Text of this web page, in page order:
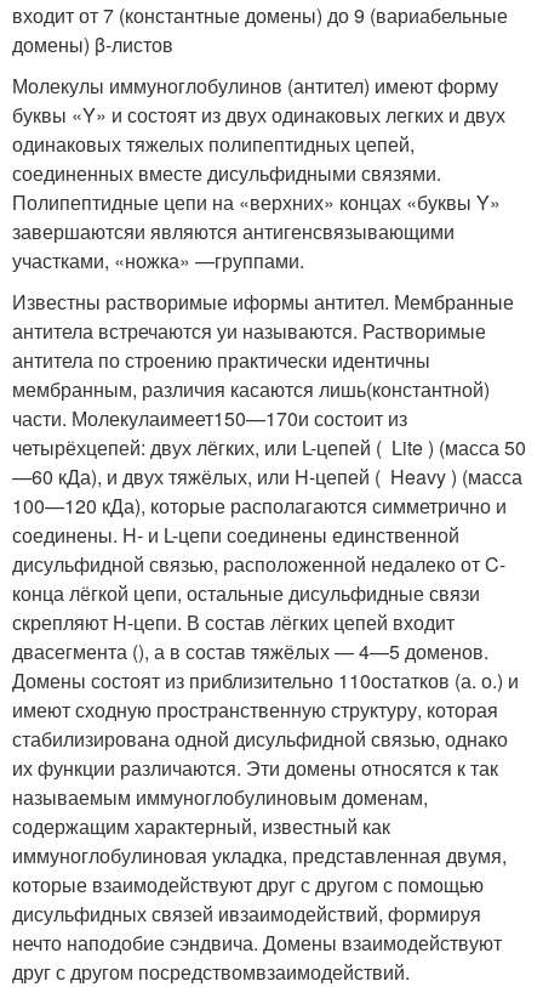
входит от 7 (константные домены) до 9 (вариабельные
домены) β-листов
Молекулы иммуноглобулинов (антител) имеют форму
буквы «Y» и состоят из двух одинаковых легких и двух
одинаковых тяжелых полипептидных цепей,
соединенных вместе дисульфидными связями.
Полипептидные цепи на «верхних» концах «буквы Y»
завершаютсяи являются антигенсвязывающими
участками, «ножка» —группами.
Известны растворимые иформы антител. Мембранные
антитела встречаются уи называются. Растворимые
антитела по строению практически идентичны
мембранным, различия касаются лишь(константной)
части. Молекулаимеет150—170и состоит из
четырёхцепей: двух лёгких, или L-цепей ( Lite ) (масса 50
—60 кДа), и двух тяжёлых, или H-цепей ( Heavy ) (масса
100—120 кДа), которые располагаются симметрично и
соединены. H- и L-цепи соединены единственной
дисульфидной связью, расположенной недалеко от C-
конца лёгкой цепи, остальные дисульфидные связи
скрепляют H-цепи. В состав лёгких цепей входит
двасегмента (), а в состав тяжёлых — 4—5 доменов.
Домены состоят из приблизительно 110остатков (а. о.) и
имеют сходную пространственную структуру, которая
стабилизирована одной дисульфидной связью, однако
их функции различаются. Эти домены относятся к так
называемым иммуноглобулиновым доменам,
содержащим характерный, известный как
иммуноглобулиновая укладка, представленная двумя,
которые взаимодействуют друг с другом с помощью
дисульфидных связей ивзаимодействий, формируя
нечто наподобие сэндвича. Домены взаимодействуют
друг с другом посредствомвзаимодействий.